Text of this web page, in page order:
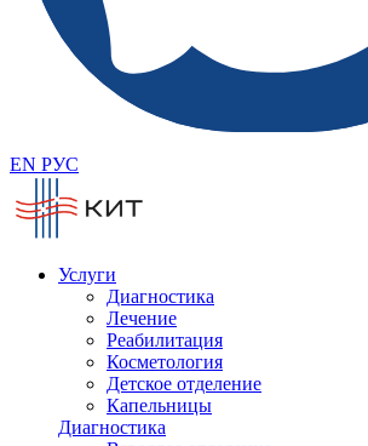
EN РУС
Услуги
Диагностика
Лечение
Реабилитация
Косметология
Детское отделение
Капельницы
Диагностика